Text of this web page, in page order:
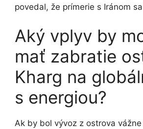
povedal, že prímerie s Iránom
Aký vplyv by
mať zabratie
Kharg na
s energiou?
Ak by bol vývoz z ostrova vážne